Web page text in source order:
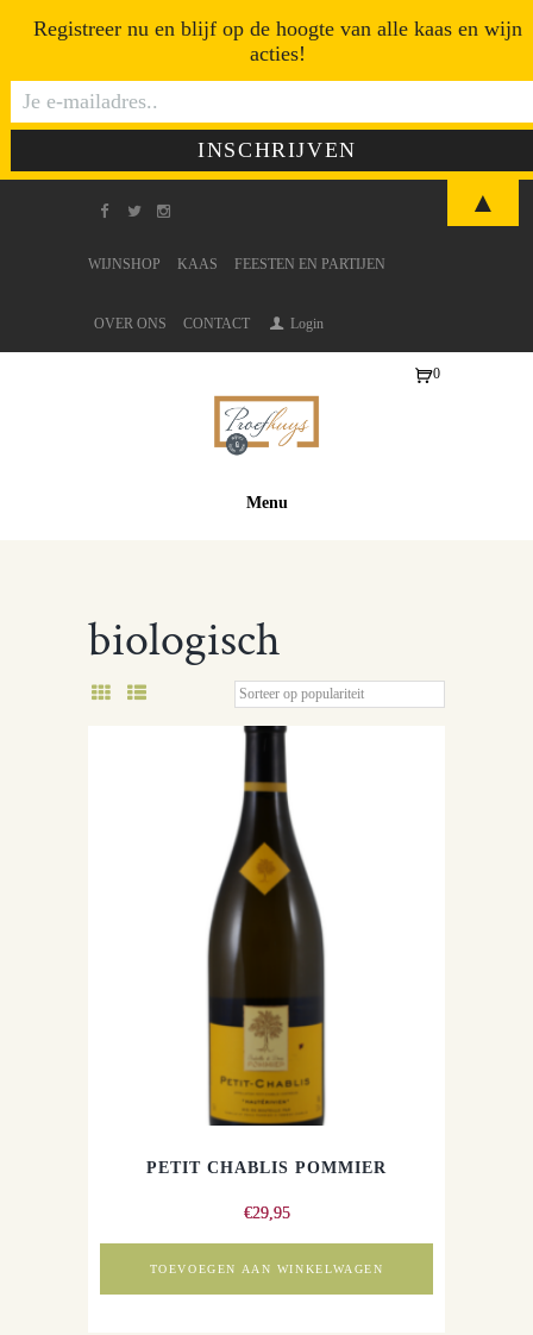
WIJNSHOP KAAS FEESTEN EN PARTIJEN
OVER ONS CONTACT Login
Menu
0
biologisch
PETIT CHABLIS POMMIER
€29,95
TOEVOEGEN AAN WINKELWAGEN
Registreer nu en blijf op de hoogte van alle kaas en wijn
acties!
▲